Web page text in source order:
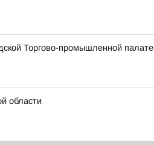
Торгово-промышленной палате
области